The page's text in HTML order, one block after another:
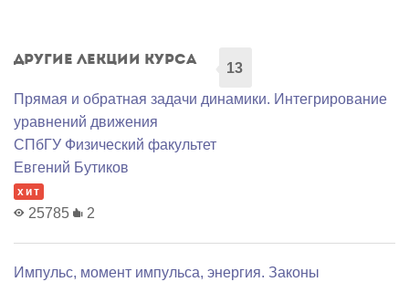
Другие лекции курса
13
Прямая и обратная задачи динамики. Интегрирование
уравнений движения
СПбГУ Физический факультет
Евгений Бутиков
хит
25785 2
Импульс, момент импульса, энергия. Законы